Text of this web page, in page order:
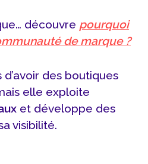
découvre pourquoi
de marque ?
des boutiques
elle exploite
et développe des
visibilité.